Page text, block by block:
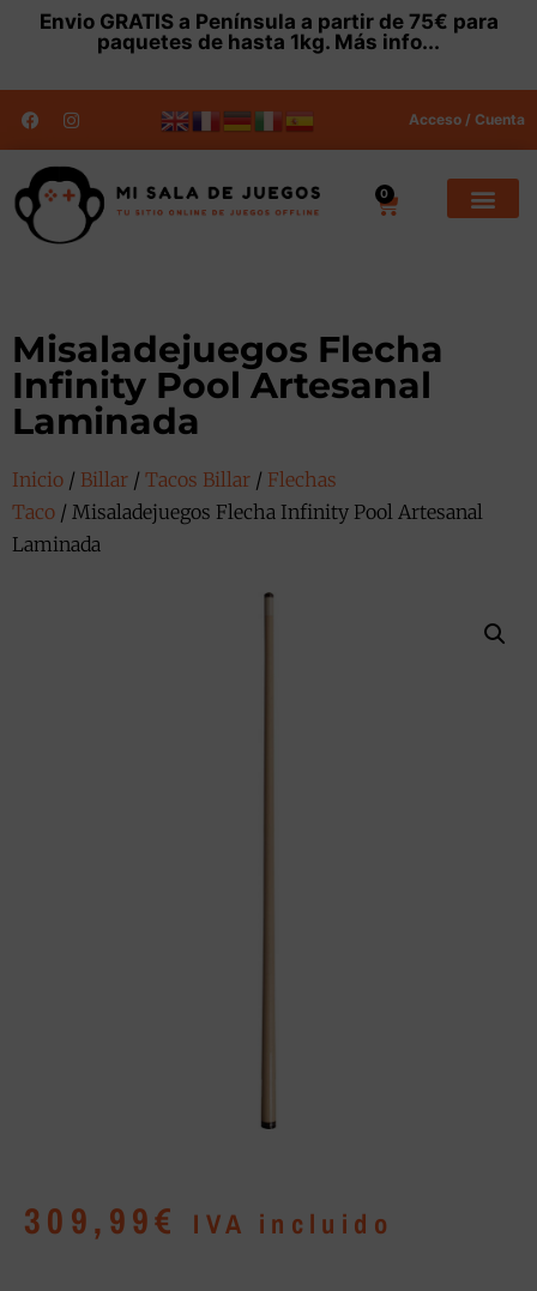
Envio GRATISa Península a partir de 75€ para
paquetes de hasta 1kg. Más info...
Acceso / Cuenta
0
Misaladejuegos Flecha
Infinity Pool Artesanal
Laminada
Inicio / Billar / Tacos Billar / Flechas
Taco / Misaladejuegos Flecha Infinity Pool Artesanal
Laminada
309,99€ IVA incluido